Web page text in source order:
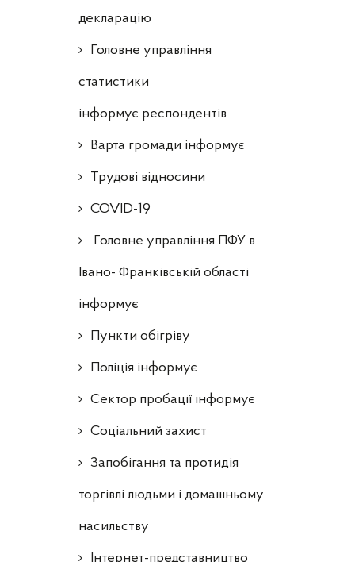
декларацію
Головне управління
статистики
інформує респондентів
Варта громади інформує
Трудові відносини
COVID-19
Головне управління ПФУ в
Івано- Франківській області
інформує
Пункти обігріву
Поліція інформує
Сектор пробації інформує
Соціальний захист
Запобігання та протидія
торгівлі людьми і домашньому
насильству
Інтернет-представництво